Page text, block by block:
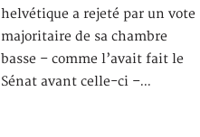
helvétique a rejeté par un vote
majoritaire de sa chambre
basse – comme l’avait fait le
Sénat avant celle-ci –…